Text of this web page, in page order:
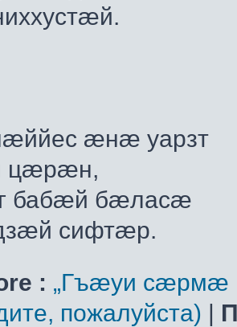
æнæ уарзт
цæрæн,
бабæй бæласæ
сифтæр.
: „Гъæуи сæрмæ
пожалуйста) |